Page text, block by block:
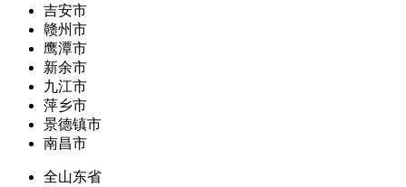
吉安市
赣州市
鹰潭市
新余市
九江市
萍乡市
景德镇市
南昌市
全山东省